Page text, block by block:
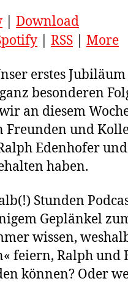
Download
RSS More
erstes
besonderen
an diesem
und
Edenhofer
haben.
Stunden
Geplänkel
wissen,
feiern, Ralph und
können? Oder